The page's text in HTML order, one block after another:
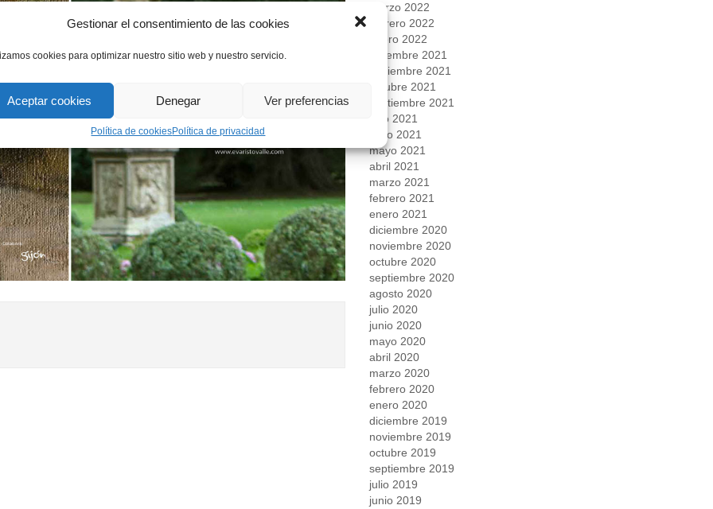
Gestionar el consentimiento de las cookies
cookies para optimizar nuestro sitio web y nuestro servicio.
Aceptar cookies Denegar Ver preferencias
Política de cookiesPolítica de privacidad
marzo 2022
febrero 2022
enero 2022
diciembre 2021
noviembre 2021
octubre 2021
septiembre 2021
julio 2021
junio 2021
mayo 2021
abril 2021
marzo 2021
febrero 2021
enero 2021
diciembre 2020
noviembre 2020
octubre 2020
septiembre 2020
agosto 2020
julio 2020
junio 2020
mayo 2020
abril 2020
marzo 2020
febrero 2020
enero 2020
diciembre 2019
noviembre 2019
octubre 2019
septiembre 2019
julio 2019
junio 2019